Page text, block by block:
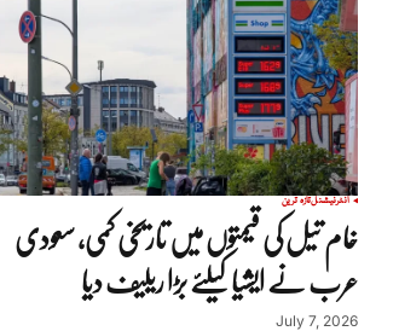
انٹرنیشنلتازہ ترین
خام تیل کی قیمتوں میں تاریخی کمی، سعودی
عرب نے ایشیا کیلئے بڑا ریلیف دیا
July 7, 2026